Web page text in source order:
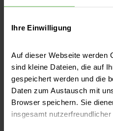
Ihre Einwilligung
Auf dieser Webseite werden
sind kleine Dateien, die auf
gespeichert werden und die
Daten zum Austausch mit
Browser speichern. Sie
insgesamt
den Helios HSK
sich an den
Bedürfnissen
Patienten und